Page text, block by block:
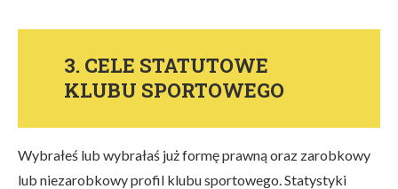
3. CELE STATUTOWE
KLUBU SPORTOWEGO
Wybrałeś lub wybrałaś już formę prawną oraz zarobkowy
lub niezarobkowy profil klubu sportowego. Statystyki